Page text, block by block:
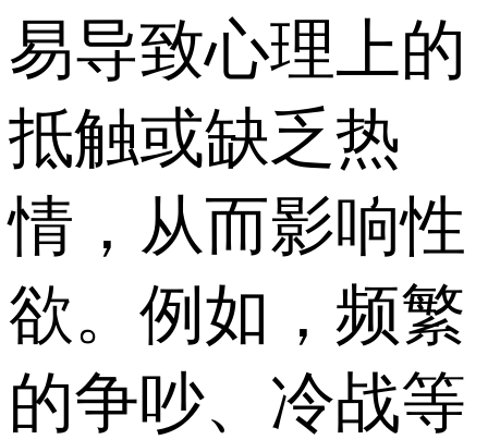
易导致心理上的
抵触或缺乏热
情，从而影响性
欲。例如，频繁
的争吵、冷战等